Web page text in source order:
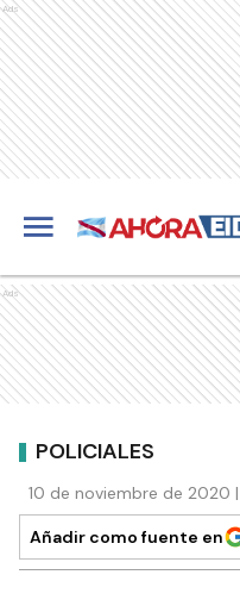
Ads
Ads
POLICIALES
10 de noviembre de 2020
Añadir como fuente en